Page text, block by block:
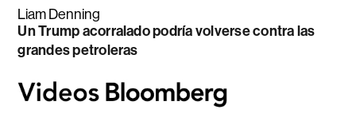
Liam Denning
Un Trump acorralado podría volverse contra las
grandes petroleras